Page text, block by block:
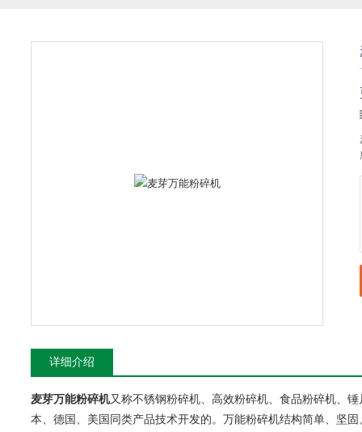
详细介绍
麦芽万能粉碎机又称不锈钢粉碎机、高效粉碎机、食品粉碎机、
本、德国、美国同类产品技术开发的。 万能粉碎机结构简单、坚